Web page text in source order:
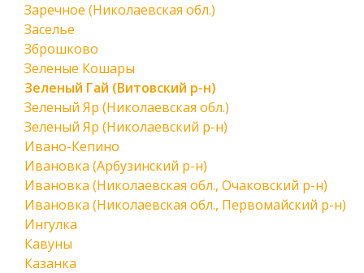
Заречное (Николаевская обл.)
Заселье
Зброшково
Зеленые Кошары
Зеленый Гай (Витовский р-н)
Зеленый Яр (Николаевская обл.)
Зеленый Яр (Николаевский р-н)
Ивано-Кепино
Ивановка (Арбузинский р-н)
Ивановка (Николаевская обл., Очаковский р-н)
Ивановка (Николаевская обл., Первомайский р-н)
Ингулка
Кавуны
Казанка